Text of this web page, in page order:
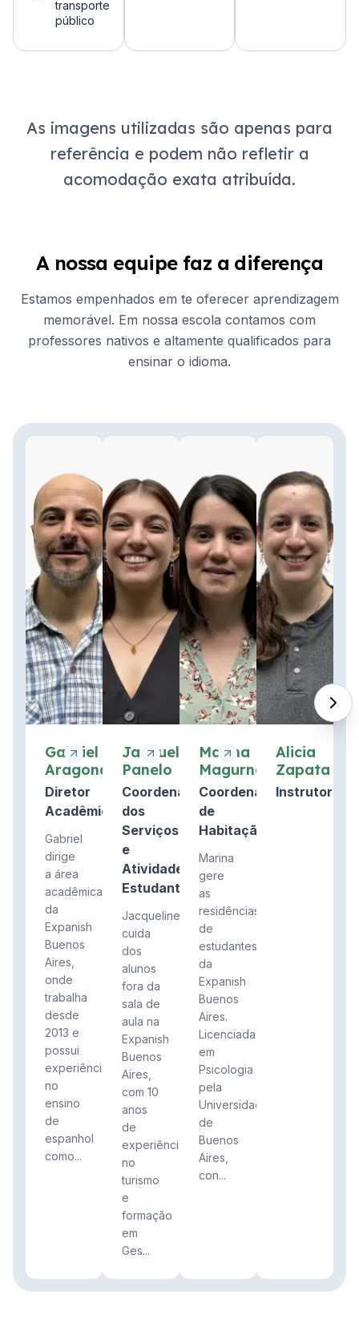
transporte
público
As imagens utilizadas são apenas para
referência e podem não refletir a
acomodação exata atribuída.
A nossa equipe faz a diferença
Estamos empenhados em te oferecer aprendizagem
memorável. Em nossa escola contamos com
professores nativos e altamente qualificados para
ensinar o idioma.
Gabriel
Aragona
Diretor
Acadêmico
Gabriel
dirige
a área
acadêmica
da
Expanish
Buenos
Aires,
onde
trabalha
desde
2013 e
possui
experiência
no
ensino
de
espanhol
como...
Jacqueline
Panelo
Coordenador(a)
dos
Serviços
e
Atividades
Estudantis
Jacqueline
cuida
dos
alunos
fora da
sala de
aula na
Expanish
Buenos
Aires,
com 10
anos
de
experiência
no
turismo
e
formação
em
Ges...
Marina
Magurno
Coordenador
de
Habitação
Marina
gere
as
residências
de
estudantes
da
Expanish
Buenos
Aires.
Licenciada
em
Psicologia
pela
Universidade
de
Buenos
Aires,
con...
Alicia
Zapata
Instrutor